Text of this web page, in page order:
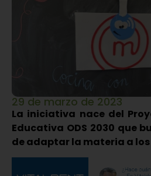
29 de marzo de 2023
La iniciativa nace del
Educativa ODS 2030 que
de adaptar la materia a